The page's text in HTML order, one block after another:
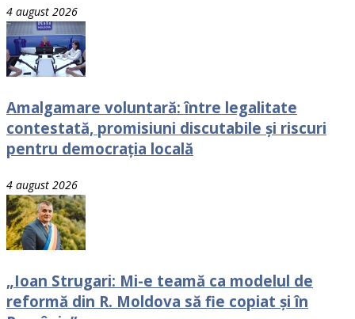
4 august 2026
Amalgamare voluntară: între legalitate
contestată, promisiuni discutabile și riscuri
pentru democrația locală
4 august 2026
„Ioan Strugari: Mi-e teamă ca modelul de
reformă din R. Moldova să fie copiat și în